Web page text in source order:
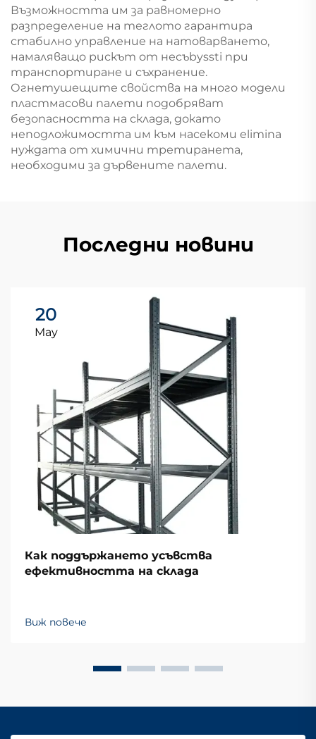
Възможността им за равномерно
разпределение на теглото гарантира
стабилно управление на натоварването,
намаляващо рискът от несъbyssti при
транспортиране и съхранение.
Огнетушещите свойства на много модели
пластмасови палети подобряват
безопасността на склада, докато
неподложимостта им към насекоми elimina
нуждата от химични третиранета,
необходими за дървените палети.
Последни новини
20
May
Как поддържането усъвства
ефективността на склада
Виж повече